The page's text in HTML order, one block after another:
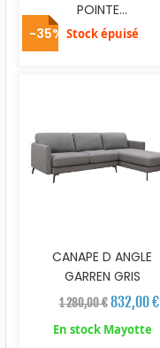
POINTE...
Stock épuisé
-35%
CANAPE D ANGLE
GARREN GRIS
1 280,00 € 832,00 €
En stock Mayotte